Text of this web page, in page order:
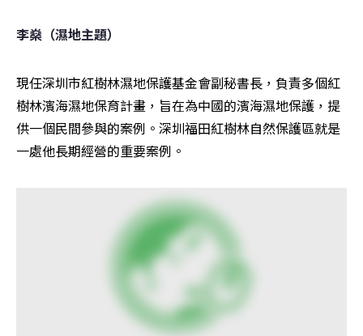
李燊（濕地主題）
現任深圳市紅樹林濕地保護基金會副秘書長，負責多個紅
樹林濱海濕地保育計畫，旨在為中國的濱海濕地保護，提
供一個民間參與的案例。深圳福田紅樹林自然保護區就是
一處他長期經營的重要案例。